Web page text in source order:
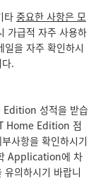
타 중요한 사항은 모
가급적 자주 사용하
을 자주 확인하시
.
Edition 성적을 받습
Home Edition 점
사항을 확인하시기
Application에 차
의하시기 바랍니